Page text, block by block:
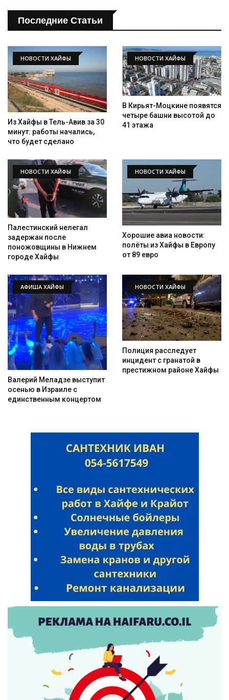
Последние Статьи
НОВОСТИ ХАЙФЫ
Из Хайфы в Тель-Авив за 30
минут: работы начались,
что будет сделано
НОВОСТИ ХАЙФЫ
В Кирьят-Моцкине появятся
четыре башни высотой до
41 этажа
НОВОСТИ ХАЙФЫ
Палестинский нелегал
задержан после
поножовщины в Нижнем
городе Хайфы
НОВОСТИ ХАЙФЫ
Хорошие авиа новости:
полёты из Хайфы в Европу
от 89 евро
АФИША ХАЙФЫ
Валерий Меладзе выступит
осенью в Израиле с
единственным концертом
НОВОСТИ ХАЙФЫ
Полиция расследует
инцидент с гранатой в
престижном районе Хайфы